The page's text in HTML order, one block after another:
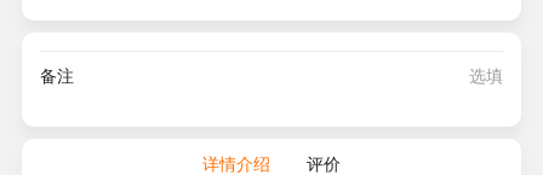
备注
详情介绍 评价